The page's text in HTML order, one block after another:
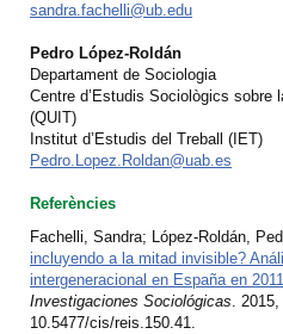
sandra.fachelli@ub.edu
Pedro López-Roldán
Departament de Sociologia
Centre d’Estudis Sociològics sobre
(QUIT)
Institut d’Estudis del Treball (IET)
Pedro.Lopez.Roldan@uab.es
Referències
Fachelli, Sandra; López-Roldán,
incluyendo a la mitad invisible?
intergeneracional en España en 2011
Investigaciones Sociológicas.
10.5477/cis/reis.150.41.